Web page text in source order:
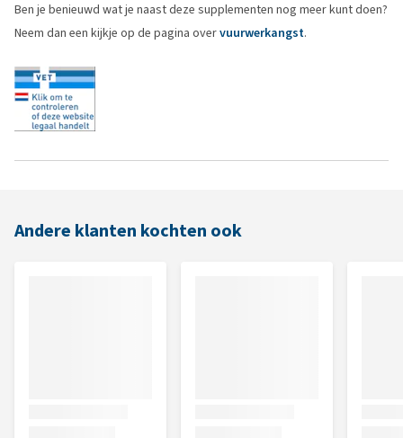
Ben je benieuwd wat je naast deze supplementen nog meer kunt doen?
Neem dan een kijkje op de pagina overvuurwerkangst.
Andere klanten kochten ook